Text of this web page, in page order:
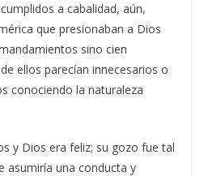
a cabalidad, aún,
que presionaban a Dios
sino cien
ellos parecían innecesarios o
conociendo la naturaleza
y Dios era feliz; su gozo fue tal
asumiría una conducta y